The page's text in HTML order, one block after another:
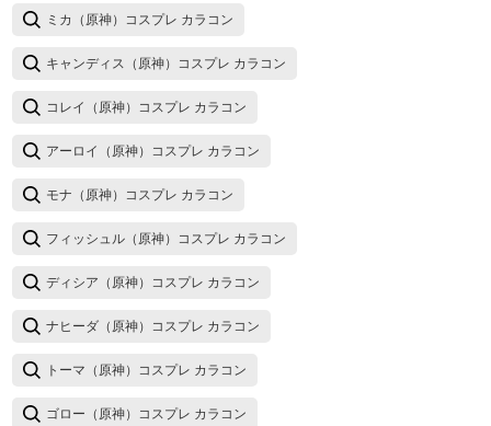
ミカ（原神）コスプレ カラコン
キャンディス（原神）コスプレ カラコン
コレイ（原神）コスプレ カラコン
アーロイ（原神）コスプレ カラコン
モナ（原神）コスプレ カラコン
フィッシュル（原神）コスプレ カラコン
ディシア（原神）コスプレ カラコン
ナヒーダ（原神）コスプレ カラコン
トーマ（原神）コスプレ カラコン
ゴロー（原神）コスプレ カラコン